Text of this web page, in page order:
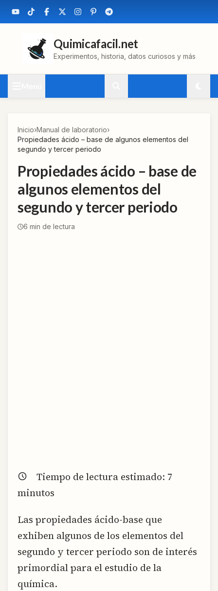
Quimicafacil.net
Experimentos, historia, datos curiosos y más
Inicio›Manual de laboratorio›
Propiedades ácido – base de algunos elementos del
segundo y tercer periodo
Propiedades ácido – base de
algunos elementos del
segundo y tercer periodo
6 min de lectura
Tiempo de lectura estimado: 7
minutos
Las propiedades ácido-base que
exhiben algunos de los elementos del
segundo y tercer periodo son de interés
primordial para el estudio de la
química.